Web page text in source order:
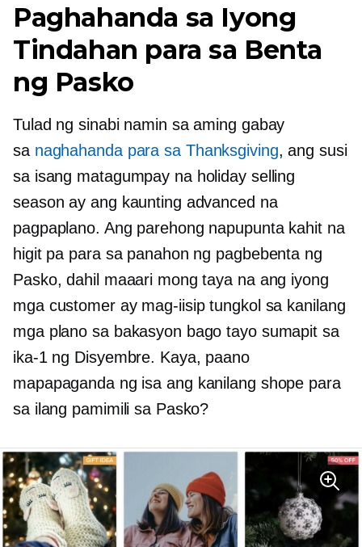
Paghahanda sa Iyong
Tindahan para sa Benta
ng Pasko
Tulad ng sinabi namin sa aming gabay
sa naghahanda para sa Thanksgiving, ang susi
sa isang matagumpay na holiday selling
season ay ang kaunting advanced na
pagpaplano. Ang parehong napupunta kahit na
higit pa para sa panahon ng pagbebenta ng
Pasko, dahil maaari mong taya na ang iyong
mga customer ay mag-iisip tungkol sa kanilang
mga plano sa bakasyon bago tayo sumapit sa
ika-1 ng Disyembre. Kaya, paano
mapapaganda ng isa ang kanilang shope para
sa ilang pamimili sa Pasko?